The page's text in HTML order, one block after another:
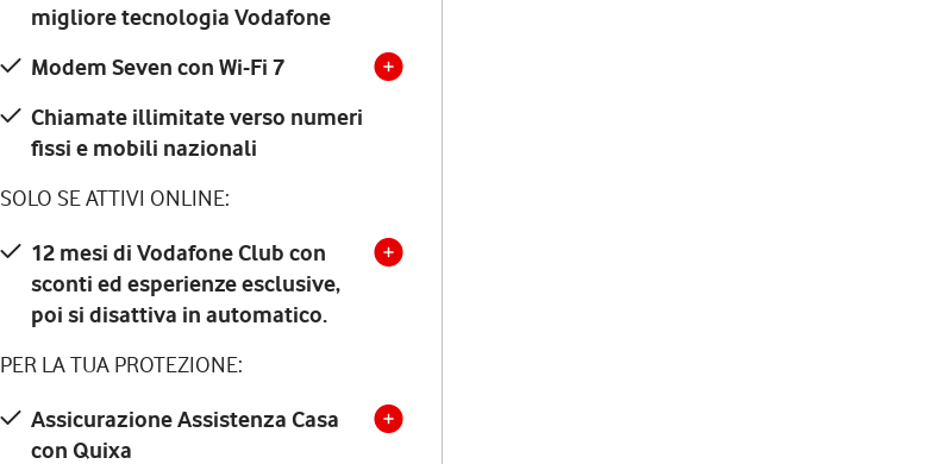
migliore tecnologia Vodafone
Modem Seven con Wi-Fi 7
Chiamate illimitate verso numeri
fissi e mobili nazionali
SOLO SE ATTIVI ONLINE:
12 mesi di Vodafone Club con
sconti ed esperienze esclusive,
poi si disattiva in automatico.
PER LA TUA PROTEZIONE:
Assicurazione Assistenza Casa
con Quixa